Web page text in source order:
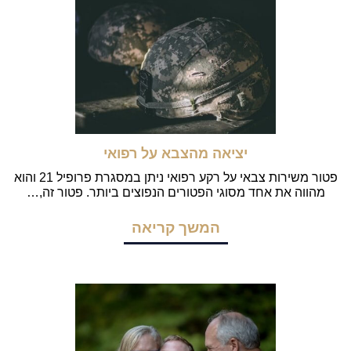
יציאה מהצבא על רפואי
פטור משירות צבאי על רקע רפואי ניתן במסגרת פרופיל 21 והוא
מהווה את אחד מסוגי הפטורים הנפוצים ביותר. פטור זה,…
המשך קריאה